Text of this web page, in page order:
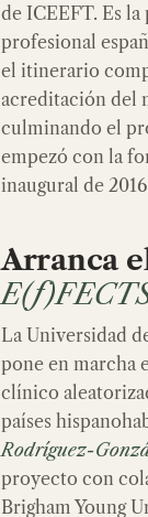
de ICEEFT. Es
profesional
el itinerario
acreditación del
culminando el
empezó con la
inaugural de
Arranca
La Universidad
pone en marcha
clínico
países
Rodríguez-
proyecto con
Brigham Young